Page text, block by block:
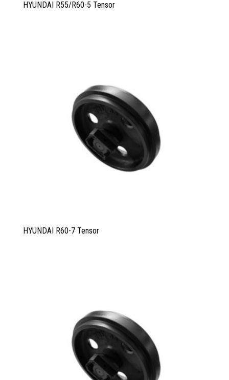
HYUNDAI R55/R60-5 Tensor
HYUNDAI R60-7 Tensor